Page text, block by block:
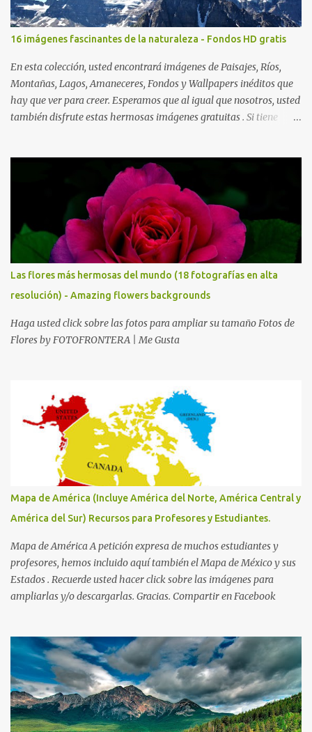
16 imágenes fascinantes de la naturaleza - Fondos HD gratis
En esta colección, usted encontrará imágenes de Paisajes, Ríos,
Montañas, Lagos, Amaneceres, Fondos y Wallpapers inéditos que
hay que ver para creer. Esperamos que al igual que nosotros, usted
también disfrute estas hermosas imágenes gratuitas . Si tiene
de nuestra web, es; www.bancodeimagenesgratis.com Reciban mi
agradecimiento a través de la distancia. -José Luis
Las flores más hermosas del mundo (18 fotografías en alta
resolución) - Amazing flowers backgrounds
Haga usted click sobre las fotos para ampliar su tamaño Fotos de
Flores by FOTOFRONTERA | Me Gusta
Mapa de América (Incluye América del Norte, América Central y
América del Sur) Recursos para Profesores y Estudiantes.
Mapa de América A petición expresa de muchos estudiantes y
profesores, hemos incluido aquí también el Mapa de México y sus
Estados . Recuerde usted hacer click sobre las imágenes para
ampliarlas y/o descargarlas. Gracias. Compartir en Facebook